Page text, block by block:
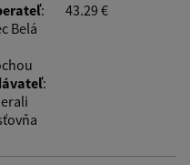
:
Belá
:
43.29 €